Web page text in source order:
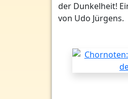
der Dunkelheit!
von Udo Jürgens.